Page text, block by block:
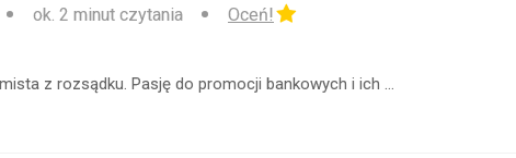
ok. 2 minut czytania Oceń!
z rozsądku. Pasję do promocji bankowych i ich …